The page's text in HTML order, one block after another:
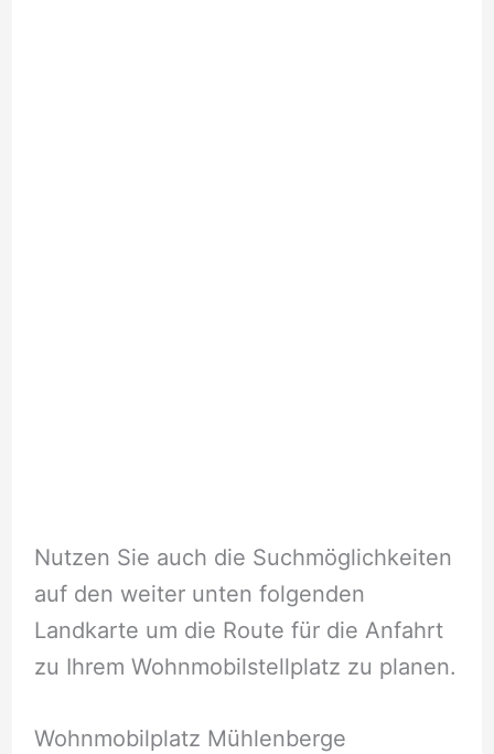
Nutzen Sie auch die Suchmöglichkeiten
auf den weiter unten folgenden
Landkarte um die Route für die Anfahrt
zu Ihrem Wohnmobilstellplatz zu planen.
Wohnmobilplatz Mühlenberge